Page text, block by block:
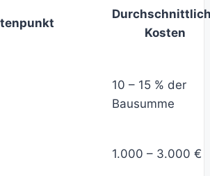
Kosten
10 – 15 % der
Bausumme
1.000 – 3.000 €